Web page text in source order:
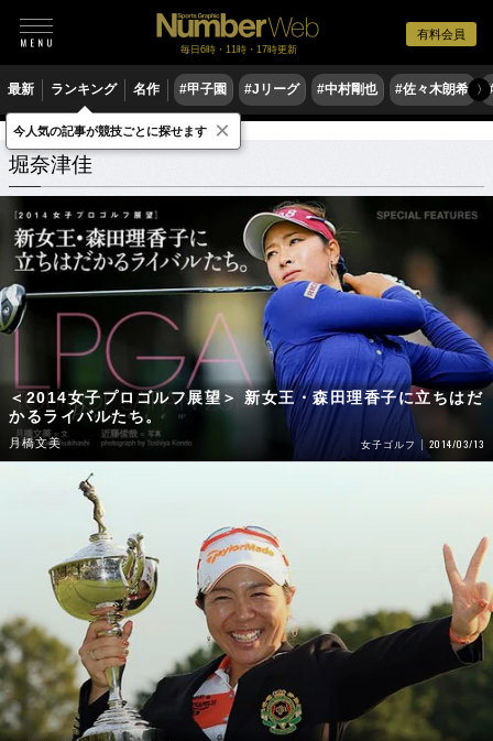
有料会員
毎日6時・11時・17時更新
最新 ランキング 名作 #甲子園 #Jリーグ #中村剛也 #佐々木朗希 〉
堀奈津佳 関連記事
堀奈津佳
＜2014女子プロゴルフ展望＞ 新女王・森田理香子に立ちはだ
かるライバルたち。
月橋文美 女子ゴルフ 2014/03/13
今人気の記事が競技ごとに探せます ×